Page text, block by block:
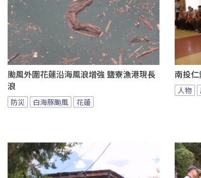
颱風外圍花蓮沿海風浪增強 鹽寮漁港現長
浪
防災 白海豚颱風 花蓮
南投仁
人物